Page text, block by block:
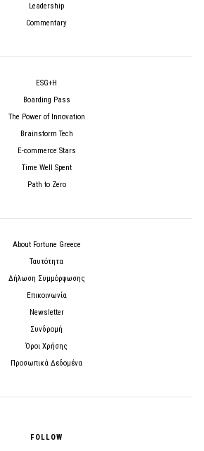
Leadership
Commentary
ESG+H
Boarding Pass
The Power of Innovation
Brainstorm Tech
E-commerce Stars
Time Well Spent
Path to Zero
About Fortune Greece
Ταυτότητα
Δήλωση Συμμόρφωσης
Επικοινωνία
Newsletter
Συνδρομή
Όροι Χρήσης
Προσωπικά Δεδομένα
FOLLOW